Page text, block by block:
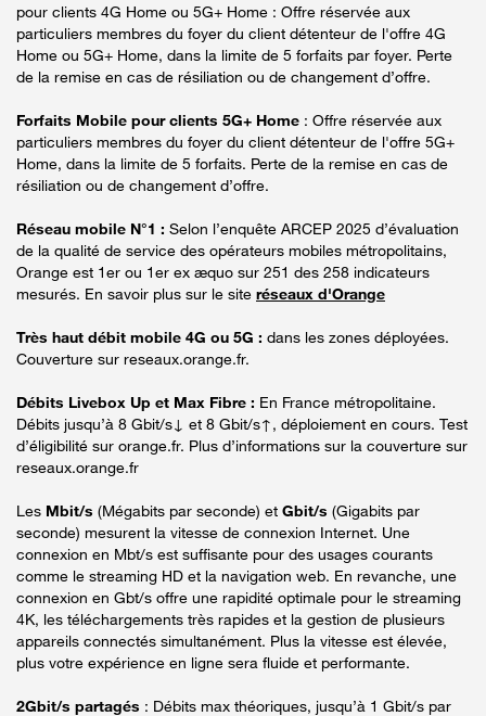
pour clients 4G Home ou 5G+ Home : Offre réservée aux
particuliers membres du foyer du client détenteur de l'offre 4G
Home ou 5G+ Home, dans la limite de 5 forfaits par foyer. Perte
de la remise en cas de résiliation ou de changement d’offre.
Forfaits Mobile pour clients 5G+ Home : Offre réservée aux
particuliers membres du foyer du client détenteur de l'offre 5G+
Home, dans la limite de 5 forfaits. Perte de la remise en cas de
résiliation ou de changement d’offre.
Réseau mobile N°1 : Selon l’enquête ARCEP 2025 d’évaluation
de la qualité de service des opérateurs mobiles métropolitains,
Orange est 1er ou 1er ex æquo sur 251 des 258 indicateurs
mesurés. En savoir plus sur le site réseaux d'Orange
Très haut débit mobile 4G ou 5G : dans les zones déployées.
Couverture sur reseaux.orange.fr.
Débits Livebox Up et Max Fibre : En France métropolitaine.
Débits jusqu’à 8 Gbit/s↓ et 8 Gbit/s↑, déploiement en cours. Test
d’éligibilité sur orange.fr. Plus d’informations sur la couverture sur
reseaux.orange.fr
Les Mbit/s (Mégabits par seconde) et Gbit/s (Gigabits par
seconde) mesurent la vitesse de connexion Internet. Une
connexion en Mbt/s est suffisante pour des usages courants
comme le streaming HD et la navigation web. En revanche, une
connexion en Gbt/s offre une rapidité optimale pour le streaming
4K, les téléchargements très rapides et la gestion de plusieurs
appareils connectés simultanément. Plus la vitesse est élevée,
plus votre expérience en ligne sera fluide et performante.
2Gbit/s partagés : Débits max théoriques, jusqu’à 1 Gbit/s par